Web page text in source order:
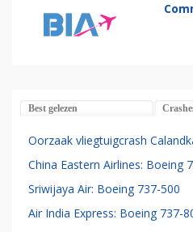
Best gelezen
Oorzaak vliegtuigcrash
China Eastern Airlines: Boeing
Sriwijaya Air: Boeing 737-500
Air India Express: Boeing 737-